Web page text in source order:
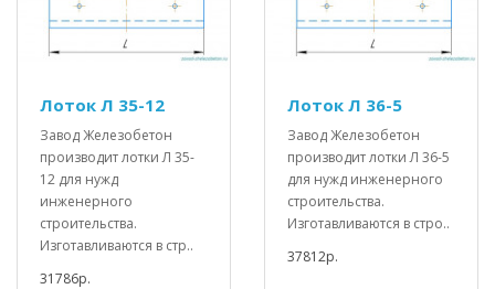
Лоток Л 35-12
Завод Железобетон
производит лотки Л 35-
12 для нужд
инженерного
строительства.
Изготавливаются в стр..
31786р.
Лоток Л 36-5
Завод Железобетон
производит лотки Л 36-5
для нужд инженерного
строительства.
Изготавливаются в стро..
37812р.